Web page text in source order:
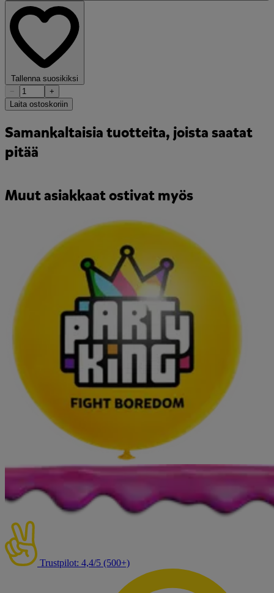
Tallenna suosikiksi
−
+
Laita ostoskoriin
Samankaltaisia tuotteita, joista saatat
pitää
Muut asiakkaat ostivat myös
Trustpilot: 4,4/5 (500+)